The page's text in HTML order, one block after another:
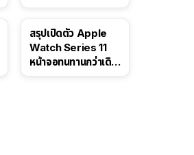
สรุปเปิดตัว Apple
Watch Series 11
หน้าจอทนทานกว่าเดิม